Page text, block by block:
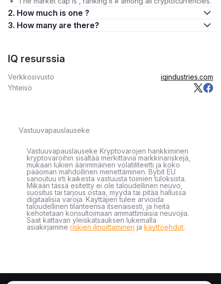
2. How much is one ?
3. How many are there?
IQ resurssia
Verkkosivusto
iqindustries.com
Yhteisö
Vastuuvapauslauseke
Vastuuvapauslauseke Kryptovarojen hankkiminen
kryptovaroihin sisältää merkittäviä markkinariskejä,
mukaan lukien äärimmäinen volatiliteetti ja koko
pääoman mahdollinen menettäminen. Bybit EU
sanoutuu irti kaikesta vastuusta toimien tuloksista.
Mikään tässä esitetty ei ole taloudellinen neuvo,
suositus tai tarjous ostaa, myydä tai pitää hallussa
digitaalisia varoja. Käyttäjien tulee arvioida
taloudellinen tilanteensa itsenäisesti, ja heitä
kehotetaan konsultoimaan ammattimaisia neuvojia.
Saat kattavan yleiskatsauksen lukemalla
asiakirjamme riskien ilmoittaminen ja käyttöehdot.